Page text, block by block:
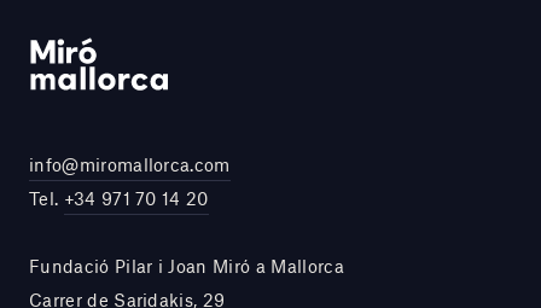
info@miromallorca.com
Tel. +34 971 70 14 20
Fundació Pilar i Joan Miró a Mallorca
Carrer de Saridakis, 29